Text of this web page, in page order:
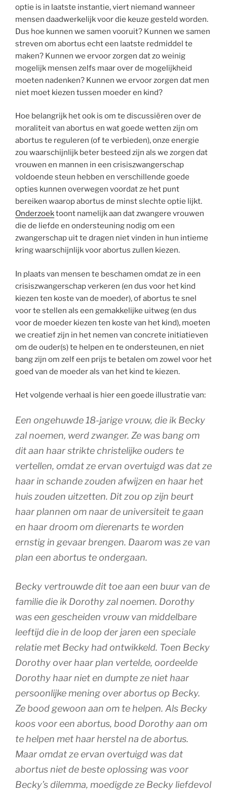
optie is in laatste instantie, viert niemand wanneer
mensen daadwerkelijk voor die keuze gesteld worden.
Dus hoe kunnen we samen vooruit? Kunnen we samen
streven om abortus echt een laatste redmiddel te
maken? Kunnen we ervoor zorgen dat zo weinig
mogelijk mensen zelfs maar over de mogelijkheid
moeten nadenken? Kunnen we ervoor zorgen dat men
niet moet kiezen tussen moeder en kind?
Hoe belangrijk het ook is om te discussiëren over de
moraliteit van abortus en wat goede wetten zijn om
abortus te reguleren (of te verbieden), onze energie
zou waarschijnlijk beter besteed zijn als we zorgen dat
vrouwen en mannen in een crisiszwangerschap
voldoende steun hebben en verschillende goede
opties kunnen overwegen voordat ze het punt
bereiken waarop abortus de minst slechte optie lijkt.
Onderzoektoont namelijk aan dat zwangere vrouwen
die de liefde en ondersteuning nodig om een
zwangerschap uit te dragen niet vinden in hun intieme
kring waarschijnlijk voor abortus zullen kiezen.
In plaats van mensen te beschamen omdat ze in een
crisiszwangerschap verkeren (en dus voor het kind
kiezen ten koste van de moeder), of abortus te snel
voor te stellen als een gemakkelijke uitweg (en dus
voor de moeder kiezen ten koste van het kind), moeten
we creatief zijn in het nemen van concrete initiatieven
om de ouder(s) te helpen en te ondersteunen, en niet
bang zijn om zelf een prijs te betalen om zowel voor het
goed van de moeder als van het kind te kiezen.
Het volgende verhaal is hier een goede illustratie van:
Een ongehuwde 18-jarige vrouw, die ik Becky
zal noemen, werd zwanger. Ze was bang om
dit aan haar strikte christelijke ouders te
vertellen, omdat ze ervan overtuigd was dat ze
haar in schande zouden afwijzen en haar het
huis zouden uitzetten. Dit zou op zijn beurt
haar plannen om naar de universiteit te gaan
en haar droom om dierenarts te worden
ernstig in gevaar brengen. Daarom was ze van
plan een abortus te ondergaan.
Becky vertrouwde dit toe aan een buur van de
familie die ik Dorothy zal noemen. Dorothy
was een gescheiden vrouw van middelbare
leeftijd die in de loop der jaren een speciale
relatie met Becky had ontwikkeld. Toen Becky
Dorothy over haar plan vertelde, oordeelde
Dorothy haar niet en dumpte ze niet haar
persoonlijke mening over abortus op Becky.
Ze bood gewoon aan om te helpen. Als Becky
koos voor een abortus, bood Dorothy aan om
te helpen met haar herstel na de abortus.
Maar omdat ze ervan overtuigd was dat
abortus niet de beste oplossing was voor
Becky’s dilemma, moedigde ze Becky liefdevol